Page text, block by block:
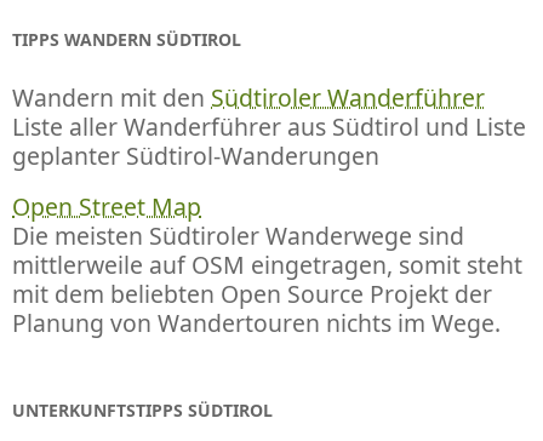
TIPPS WANDERN SÜDTIROL
Wandern mit den Südtiroler Wanderführer
Liste aller Wanderführer aus Südtirol und Liste
geplanter Südtirol-Wanderungen
Open Street Map
Die meisten Südtiroler Wanderwege sind
mittlerweile auf OSM eingetragen, somit steht
mit dem beliebten Open Source Projekt der
Planung von Wandertouren nichts im Wege.
UNTERKUNFTSTIPPS SÜDTIROL